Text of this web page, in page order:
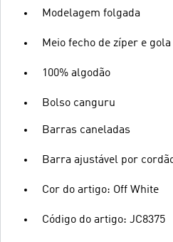
Modelagem folgada
Meio fecho de zíper e
100% algodão
Bolso canguru
Barras caneladas
Barra ajustável por
Cor do artigo: Off White
Código do artigo: JC8375